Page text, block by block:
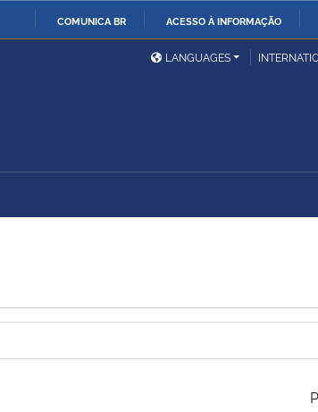
COMUNICA BR ACESSO À INFORMAÇÃO
Defesa
Ministério das Relações
Exteriores
Cidadania
LANGUAGES